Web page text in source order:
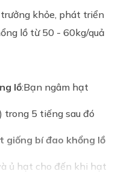
khỏe, phát triển
lồ từ 50 - 60kg/quả
lồ:Bạn ngâm hạt
trong 5 tiếng sau đó
giống bí đao khổng lồ
ủ hạt cho đến khi hạt